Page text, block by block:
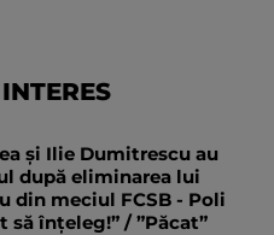
și Ilie Dumitrescu au
după eliminarea lui
din meciul FCSB - Poli
să înțeleg!” / ”Păcat”